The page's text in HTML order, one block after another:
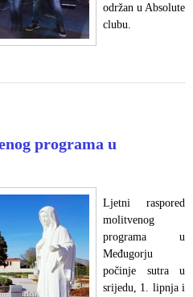
održan u Absolute
clubu.
programa u
Ljetni raspored
molitvenog
programa u
Međugorju
počinje sutra u
srijedu, 1. lipnja i